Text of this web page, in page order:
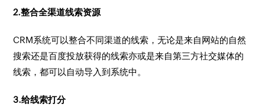
2.整合全渠道线索资源
CRM系统可以整合不同渠道的线索，无论是来自网站的自然
搜索还是百度投放获得的线索亦或是来自第三方社交媒体的
线索，都可以自动导入到系统中。
3.给线索打分